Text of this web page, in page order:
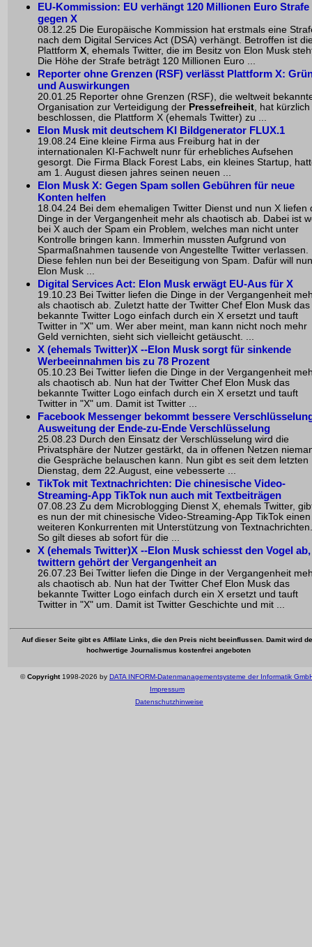
EU-Kommission: EU verhängt 120 Millionen Euro Strafe
gegen X
08.12.25 Die Europäische Kommission hat erstmals eine
nach dem Digital Services Act (DSA) verhängt. Betroffen ist
Plattform X, ehemals Twitter, die im Besitz von Elon Musk
Die Höhe der Strafe beträgt 120 Millionen Euro ...
Reporter ohne Grenzen (RSF) verlässt Plattform X:
und Auswirkungen
20.01.25 Reporter ohne Grenzen (RSF), die weltweit
Organisation zur Verteidigung der Pressefreiheit, hat kürzlich
beschlossen, die Plattform X (ehemals Twitter) zu ...
Elon Musk mit deutschem KI Bildgenerator FLUX.1
19.08.24 Eine kleine Firma aus Freiburg hat in der
internationalen KI-Fachwelt nunr für erhebliches Aufsehen
gesorgt. Die Firma Black Forest Labs, ein kleines Startup,
am 1. August diesen jahres seinen neuen ...
Elon Musk X: Gegen Spam sollen Gebühren für neue
Konten helfen
18.04.24 Bei dem ehemaligen Twitter Dienst und nun X liefen
Dinge in der Vergangenheit mehr als chaotisch ab. Dabei ist
bei X auch der Spam ein Problem, welches man nicht unter
Kontrolle bringen kann. Immerhin mussten Aufgrund von
Sparmaßnahmen tausende von Angestellte Twitter verlassen.
Diese fehlen nun bei der Beseitigung von Spam. Dafür will nun
Elon Musk ...
Digital Services Act: Elon Musk erwägt EU-Aus für X
19.10.23 Bei Twitter liefen die Dinge in der Vergangenheit
als chaotisch ab. Zuletzt hatte der Twitter Chef Elon Musk das
bekannte Twitter Logo einfach durch ein X ersetzt und tauft
Twitter in "X" um. Wer aber meint, man kann nicht noch mehr
Geld vernichten, sieht sich vielleicht getäuscht. ...
X (ehemals Twitter)X --Elon Musk sorgt für sinkende
Werbeeinnahmen bis zu 78 Prozent
05.10.23 Bei Twitter liefen die Dinge in der Vergangenheit
als chaotisch ab. Nun hat der Twitter Chef Elon Musk das
bekannte Twitter Logo einfach durch ein X ersetzt und tauft
Twitter in "X" um. Damit ist Twitter ...
Facebook Messenger bekommt bessere
Ausweitung der Ende-zu-Ende Verschlüsselung
25.08.23 Durch den Einsatz der Verschlüsselung wird die
Privatsphäre der Nutzer gestärkt, da in offenen Netzen
die Gespräche belauschen kann. Nun gibt es seit dem letzten
Dienstag, dem 22.August, eine vebesserte ...
TikTok mit Textnachrichten: Die chinesische Video-
Streaming-App TikTok nun auch mit Textbeiträgen
07.08.23 Zu dem Microblogging Dienst X, ehemals Twitter,
es nun der mit chinesische Video-Streaming-App TikTok einen
weiteren Konkurrenten mit Unterstützung von Textnachrichten.
So gilt dieses ab sofort für die ...
X (ehemals Twitter)X --Elon Musk schiesst den Vogel ab,
twittern gehört der Vergangenheit an
26.07.23 Bei Twitter liefen die Dinge in der Vergangenheit
als chaotisch ab. Nun hat der Twitter Chef Elon Musk das
bekannte Twitter Logo einfach durch ein X ersetzt und tauft
Twitter in "X" um. Damit ist Twitter Geschichte und mit ...
Auf dieser Seite gibt es Affilate Links, die den Preis nicht beeinflussen. Damit wird
hochwertige Journalismus kostenfrei angeboten
©Copyright1998-2026 by DATA INFORM-Datenmanagementsysteme der Informatik
Impressum
Datenschutzhinweise